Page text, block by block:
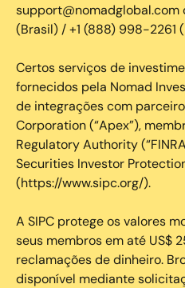
(Brasil) / +1 (888) 998-2261
Certos serviços de
fornecidos pela Nomad
de integrações com
Corporation (“Apex”),
Regulatory Authority
Securities Investor
(https://www.sipc.org/).
A SIPC protege os valores
seus membros em até US$
reclamações de dinheiro.
disponível mediante